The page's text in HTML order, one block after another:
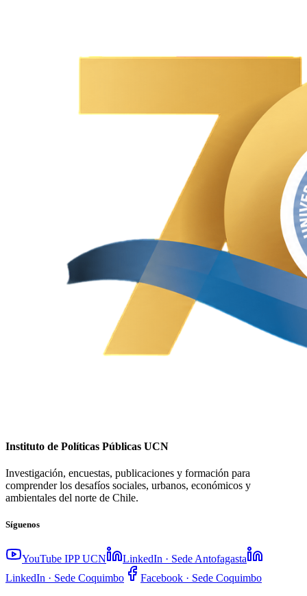
Instituto de Políticas Públicas UCN
Investigación, encuestas, publicaciones y formación para
comprender los desafíos sociales, urbanos, económicos y
ambientales del norte de Chile.
Síguenos
YouTube IPP UCN
LinkedIn · Sede Antofagasta
LinkedIn · Sede Coquimbo
Facebook · Sede Coquimbo